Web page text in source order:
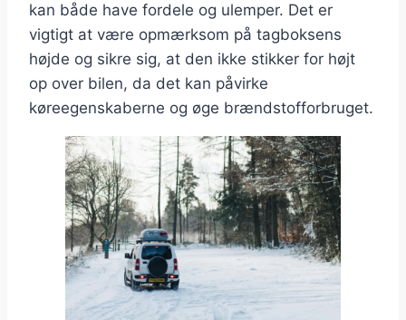
kan både have fordele og ulemper. Det er
vigtigt at være opmærksom på tagboksens
højde og sikre sig, at den ikke stikker for højt
op over bilen, da det kan påvirke
køreegenskaberne og øge brændstofforbruget.